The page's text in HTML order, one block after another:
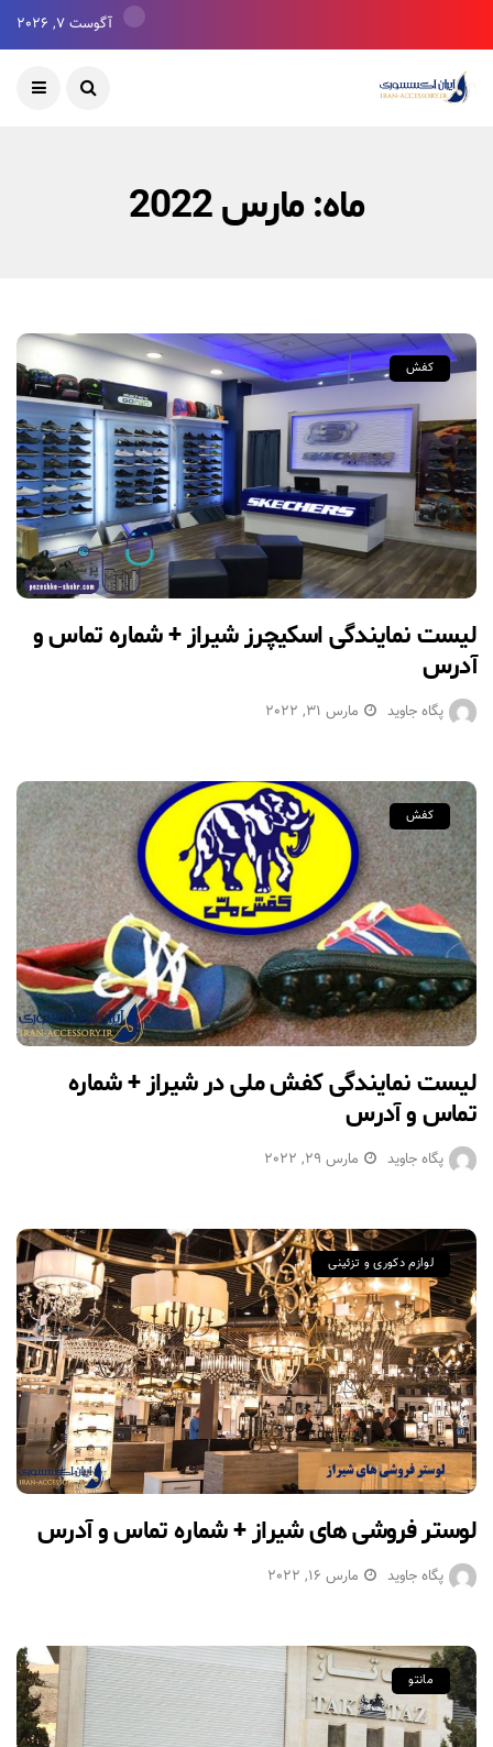
آگوست 7, 2026
ماه:مارس 2022
کفش
لیست نمایندگی اسکیچرز شیراز + شماره تماس و
آدرس
پگاه جاوید مارس 31, 2022
کفش
لیست نمایندگی کفش ملی در شیراز + شماره
تماس و آدرس
پگاه جاوید مارس 29, 2022
لوازم دکوری و تزئینی
لوستر فروشی های شیراز + شماره تماس و آدرس
پگاه جاوید مارس 16, 2022
مانتو